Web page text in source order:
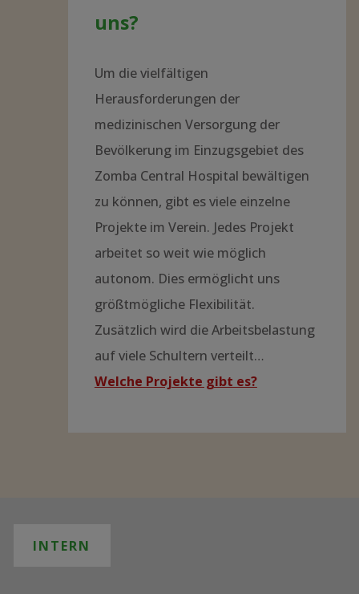
uns?
Um die vielfältigen
Herausforderungen der
medizinischen Versorgung der
Bevölkerung im Einzugsgebiet des
Zomba Central Hospital bewältigen
zu können, gibt es viele einzelne
Projekte im Verein. Jedes Projekt
arbeitet so weit wie möglich
autonom. Dies ermöglicht uns
größtmögliche Flexibilität.
Zusätzlich wird die Arbeitsbelastung
auf viele Schultern verteilt…
Welche Projekte gibt es?
INTERN